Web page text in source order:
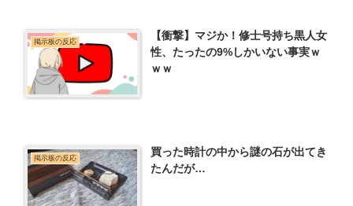
掲示板の反応
【衝撃】マジか！修士号持ち黒人女
性、たったの9%しかいない事実ｗ
ｗｗ
掲示板の反応
買った時計の中から謎の石が出てき
たんだが…